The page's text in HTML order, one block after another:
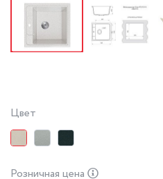
Цвет
Розничная цена